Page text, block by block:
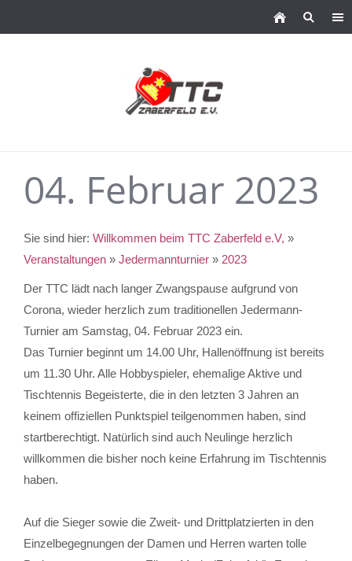
04. Februar 2023
Sie sind hier: Willkommen beim TTC Zaberfeld e.V, »
Veranstaltungen » Jedermannturnier » 2023
Der TTC lädt nach langer Zwangspause aufgrund von
Corona, wieder herzlich zum traditionellen Jedermann-
Turnier am Samstag, 04. Februar 2023 ein.
Das Turnier beginnt um 14.00 Uhr, Hallenöffnung ist bereits
um 11.30 Uhr. Alle Hobbyspieler, ehemalige Aktive und
Tischtennis Begeisterte, die in den letzten 3 Jahren an
keinem offiziellen Punktspiel teilgenommen haben, sind
startberechtigt. Natürlich sind auch Neulinge herzlich
willkommen die bisher noch keine Erfahrung im Tischtennis
haben.
Auf die Sieger sowie die Zweit- und Drittplatzierten in den
Einzelbegegnungen der Damen und Herren warten tolle